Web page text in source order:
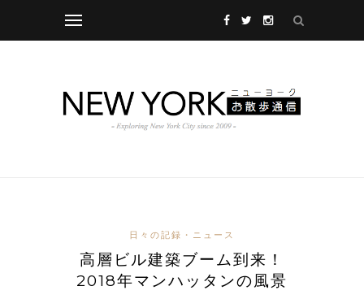
日々の記録・ニュース
高層ビル建築ブーム到来！
2018年マンハッタンの風景